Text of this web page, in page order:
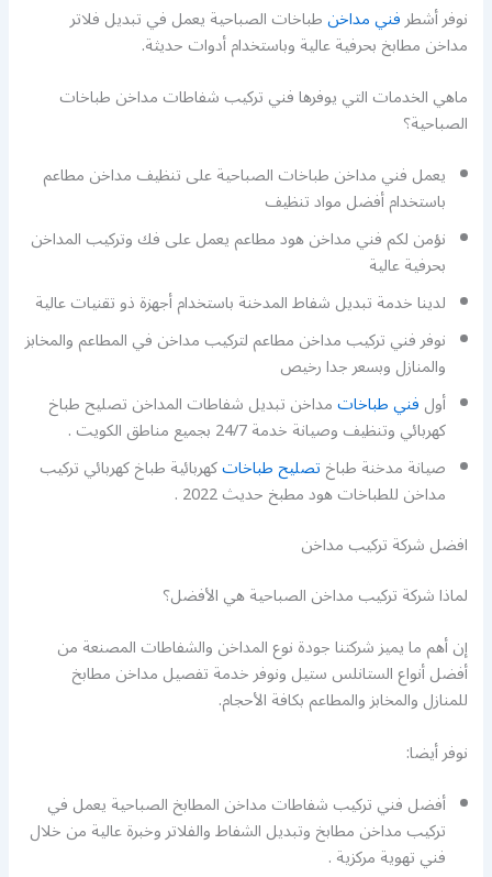
نوفر أشطرفني مداخنطباخات الصباحية يعمل في تبديل فلاتر
مداخن مطابخ بحرفية عالية وباستخدام أدوات حديثة.
ماهي الخدمات التي يوفرها فني تركيب شفاطات مداخن طباخات
الصباحية؟
يعمل فني مداخن طباخات الصباحية على تنظيف مداخن مطاعم
باستخدام أفضل مواد تنظيف
نؤمن لكم فني مداخن هود مطاعم يعمل على فك وتركيب المداخن
بحرفية عالية
لدينا خدمة تبديل شفاط المدخنة باستخدام أجهزة ذو تقنيات عالية
نوفر فني تركيب مداخن مطاعم لتركيب مداخن في المطاعم والمخابز
والمنازل وبسعر جدا رخيص
أولفني طباخاتمداخن تبديل شفاطات المداخن تصليح طباخ
كهربائي وتنظيف وصيانة خدمة 24/7 بجميع مناطق الكويت .
صيانة مدخنة طباختصليح طباخاتكهربائية طباخ كهربائي تركيب
مداخن للطباخات هود مطبخ حديث 2022 .
افضل شركة تركيب مداخن
لماذا شركة تركيب مداخن الصباحية هي الأفضل؟
إن أهم ما يميز شركتنا جودة نوع المداخن والشفاطات المصنعة من
أفضل أنواع الستانلس ستيل ونوفر خدمة تفصيل مداخن مطابخ
للمنازل والمخابز والمطاعم بكافة الأحجام.
نوفر أيضا:
أفضل فني تركيب شفاطات مداخن المطابخ الصباحية يعمل في
تركيب مداخن مطابخ وتبديل الشفاط والفلاتر وخبرة عالية من خلال
فني تهوية مركزية .